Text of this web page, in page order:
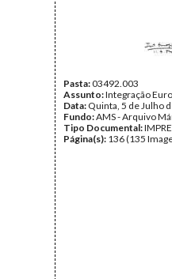
Pasta:03492.003
Assunto:Integração
Data: Quinta, 5 de Julho
Fundo:AMS - Arquivo
Tipo Documental:
Página(s): 136 (135